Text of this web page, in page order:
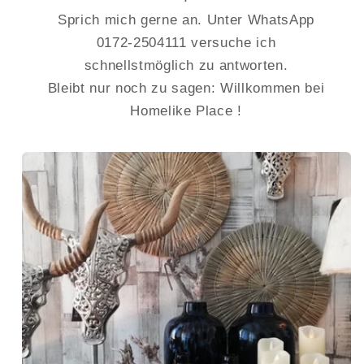
Sprich mich gerne an. Unter WhatsApp
0172-2504111 versuche ich
schnellstmöglich zu antworten.
Bleibt nur noch zu sagen: Willkommen bei
Homelike Place !